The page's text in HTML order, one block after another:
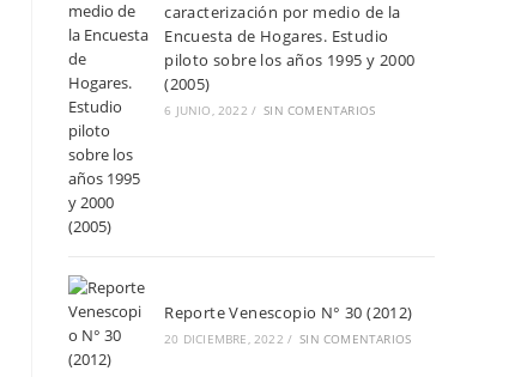
caracterización por medio de la
Encuesta de Hogares. Estudio
piloto sobre los años 1995 y 2000
(2005)
6 JUNIO, 2022 / SIN COMENTARIOS
Reporte Venescopio N° 30 (2012)
20 DICIEMBRE, 2022 / SIN COMENTARIOS